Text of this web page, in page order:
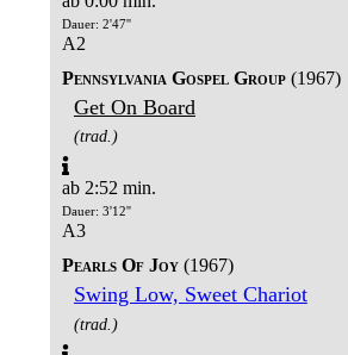
Dauer: 2'47''
A2
Pennsylvania Gospel Group(1967)
Get On Board
(trad.)
ab 2:52 min.
Dauer: 3'12''
A3
Pearls Of Joy(1967)
Swing Low, Sweet Chariot
(trad.)